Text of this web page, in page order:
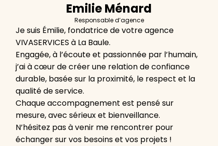
Emilie Ménard
Responsable d’agence
Je suis Émilie, fondatrice de votre agence
VIVASERVICES à La Baule.
Engagée, à l’écoute et passionnée par l’humain,
j’ai à cœur de créer une relation de confiance
durable, basée sur la proximité, le respect et la
qualité de service.
Chaque accompagnement est pensé sur
mesure, avec sérieux et bienveillance.
N’hésitez pas à venir me rencontrer pour
échanger sur vos besoins et vos projets !